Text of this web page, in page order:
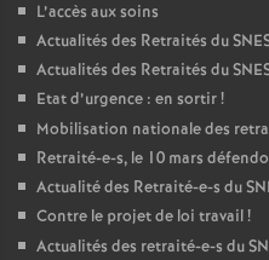
L’accès aux soins
Actualités des Retraités du
Actualités des Retraités du
Etat d’urgence : en sortir!
Mobilisation nationale des
Retraité-e-s, le 10 mars
Actualité des Retraité-e-s du
Contre le projet de loi travail!
Actualités des retraité-e-s du